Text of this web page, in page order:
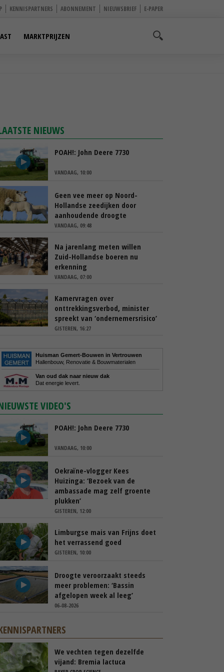
KENNISPARTNERS ABONNEMENT NIEUWSBRIEF E-PAPER
MARKTPRIJZEN
NIEUWS
POAH!: John Deere 7730
VANDAAG, 10:00
Geen vee meer op Noord-
Hollandse zeedijken door
aanhoudende droogte
VANDAAG, 09:48
Na jarenlang meten willen
Zuid-Hollandse boeren nu
erkenning
VANDAAG, 07:00
Kamervragen over
onttrekkingsverbod, minister
spreekt van ‘ondernemersrisico’
GISTEREN, 16:27
Huisman Gemert-Bouwen in Vertrouwen
Hallenbouw, Renovatie & Bouwmaterialen
Van oud dak naar nieuw dak
Dat energie levert.
VIDEO'S
POAH!: John Deere 7730
VANDAAG, 10:00
Oekraïne-vlogger Kees
Huizinga: ‘Bezoek van de
ambassade mag zelf groente
plukken’
GISTEREN, 12:00
Limburgse mais van Frijns doet
het verrassend goed
GISTEREN, 10:00
Droogte veroorzaakt steeds
meer problemen: ‘Bassin
afgelopen week al leeg’
06-08-2026
We vechten tegen dezelfde
vijand: Bremia lactuca